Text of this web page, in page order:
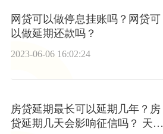
网贷可以做停息挂账吗？网贷可
以做延期还款吗？
2023-06-06 16:02:24
房贷延期最长可以延期几年？房
贷延期几天会影响征信吗？ 天天